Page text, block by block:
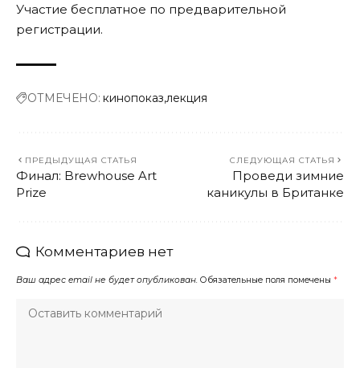
Участие бесплатное по предварительной
регистрации.
ОТМЕЧЕНО: кинопоказ лекция
ПРЕДЫДУЩАЯ СТАТЬЯ
Финал: Brewhouse Art
Prize
СЛЕДУЮЩАЯ СТАТЬЯ
Проведи зимние
каникулы в Британке
Комментариев нет
Ваш адрес email не будет опубликован. Обязательные поля помечены *